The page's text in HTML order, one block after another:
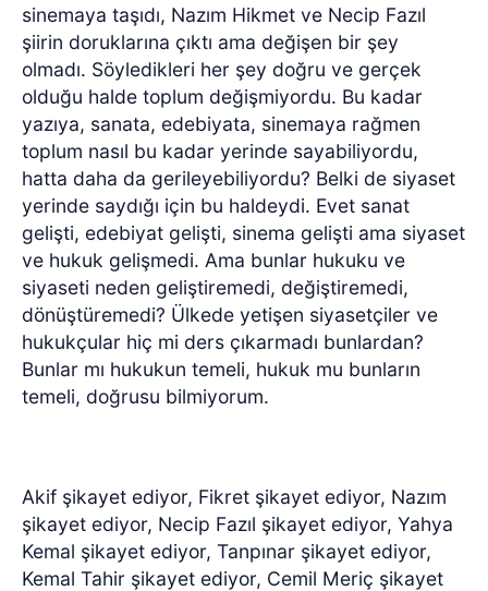
sinemaya taşıdı, Nazım Hikmet ve Necip Fazıl
şiirin doruklarına çıktı ama değişen bir şey
olmadı. Söyledikleri her şey doğru ve gerçek
olduğu halde toplum değişmiyordu. Bu kadar
yazıya, sanata, edebiyata, sinemaya rağmen
toplum nasıl bu kadar yerinde sayabiliyordu,
hatta daha da gerileyebiliyordu? Belki de siyaset
yerinde saydığı için bu haldeydi. Evet sanat
gelişti, edebiyat gelişti, sinema gelişti ama siyaset
ve hukuk gelişmedi. Ama bunlar hukuku ve
siyaseti neden geliştiremedi, değiştiremedi,
dönüştüremedi? Ülkede yetişen siyasetçiler ve
hukukçular hiç mi ders çıkarmadı bunlardan?
Bunlar mı hukukun temeli, hukuk mu bunların
temeli, doğrusu bilmiyorum.
Akif şikayet ediyor, Fikret şikayet ediyor, Nazım
şikayet ediyor, Necip Fazıl şikayet ediyor, Yahya
Kemal şikayet ediyor, Tanpınar şikayet ediyor,
Kemal Tahir şikayet ediyor, Cemil Meriç şikayet